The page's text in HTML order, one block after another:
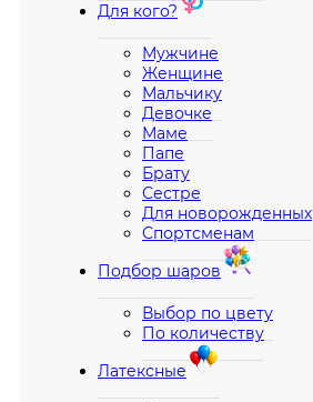
Для кого?
Мужчине
Женщине
Мальчику
Девочке
Маме
Папе
Брату
Сестре
Для новорожденных
Спортсменам
Подбор шаров
Выбор по цвету
По количеству
Латексные